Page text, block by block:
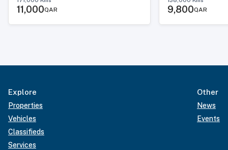
11,000QAR 9,800QAR
Explore
Properties
Vehicles
Classifieds
Services
Other
News
Events